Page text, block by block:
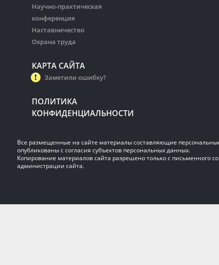
Научно-практическая
конференция
Наставничество
Охрана труда
КАРТА САЙТА
Заметили ошибку?
ПОЛИТИКА
КОНФИДЕНЦИАЛЬНОСТИ
Все размещенные на сайте материалы составляющие
опубликованы с согласия субъектов персональных данных.
Копирование материалов сайта разрешено только с письменного
администрации сайта.